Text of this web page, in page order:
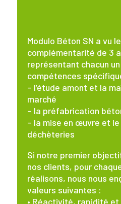
Modulo Béton SN a vu
complémentarité de 3
représentant chacun
compétences
– l’étude amont et la
marché
– la préfabrication
– la mise en œuvre et le
déchèteries
Si notre premier
nos clients, pour
réalisons, nous nous
valeurs suivantes :
• Réactivité, rapidité